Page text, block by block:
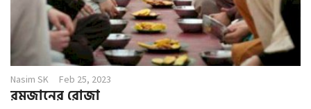
Nasim SK Feb 25, 2023
রমজানের রোজা